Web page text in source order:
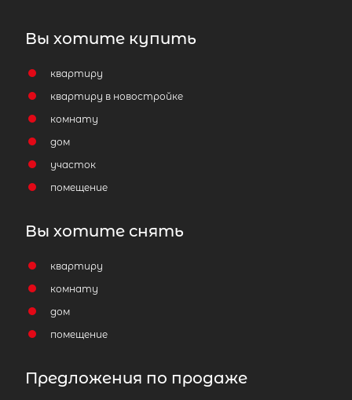
Вы хотите купить
квартиру
квартиру в новостройке
комнату
дом
участок
помещение
Вы хотите снять
квартиру
комнату
дом
помещение
Предложения по продаже